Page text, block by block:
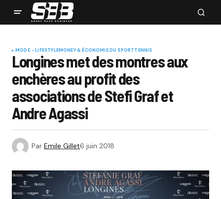
MODE - LIFESTYLEMONEY & ÉCONOMIE DU SPORTTENNIS
Longines met des montres aux
enchères au profit des
associations de Stefi Graf et
Andre Agassi
Par Emile Gillet6 juin 2018